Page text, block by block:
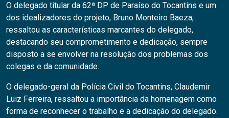
O delegado titular da 62ª DP de Paraíso do Tocantins e um
dos idealizadores do projeto, Bruno Monteiro Baeza,
ressaltou as características marcantes do delegado,
destacando seu comprometimento e dedicação, sempre
disposto a se envolver na resolução dos problemas dos
colegas e da comunidade.
O delegado-geral da Polícia Civil do Tocantins, Claudemir
Luiz Ferreira, ressaltou a importância da homenagem como
forma de reconhecer o trabalho e a dedicação do delegado.